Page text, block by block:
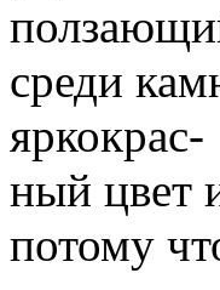
среди
яркокрас-
ный цвет
потому